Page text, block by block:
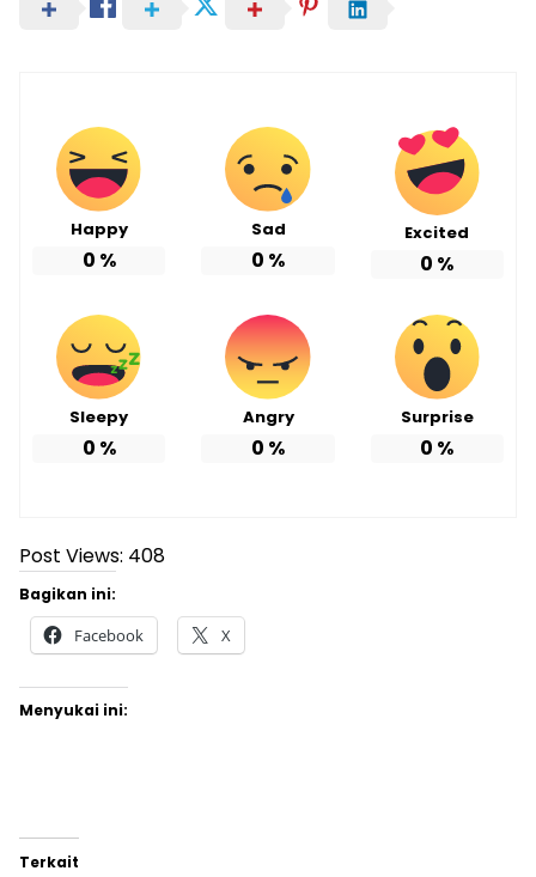
Happy
0 %
Sad
0 %
Excited
0 %
Sleepy
0 %
Angry
0 %
Surprise
0 %
Post Views: 408
Bagikan ini:
Facebook X
Menyukai ini:
Terkait